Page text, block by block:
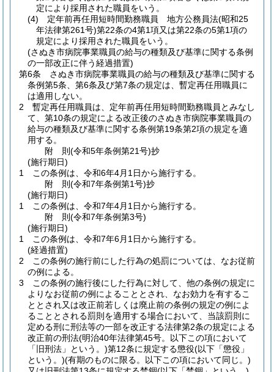
定により採用された職員をいう。
(4)
定年前再任用短時間勤務職員 地方公務員法(昭和25
年法律第261号)第22条の4第1項又は第22条の5第1項の
規定により採用された職員をいう。
(さぬき市病院事業職員の給与の種類及び基準に関する条例
の一部改正に伴う経過措置)
第6条
さぬき市病院事業職員の給与の種類及び基準に関する
条例第5条、第6条及び第7条の規定は、暫定再任用職員に
は適用しない。
2
暫定再任用職員は、定年前再任用短時間勤務職員とみなし
て、第10条の規定による改正後のさぬき市病院事業職員の
給与の種類及び基準に関する条例第19条第2項の規定を適
用する。
附 則(令和5年条例第21号)抄
(施行期日)
1
この条例は、令和6年4月1日から施行する。
附 則(令和7年条例第1号)抄
(施行期日)
1
この条例は、令和7年4月1日から施行する。
附 則(令和7年条例第3号)
(施行期日)
1
この条例は、令和7年6月1日から施行する。
(経過措置)
2
この条例の施行前にした行為の処罰については、なお従前
の例による。
3
この条例の施行後にした行為に対して、他の条例の規定に
よりなお従前の例によることとされ、なお効力を有するこ
ととされ又は改正前若しくは廃止前の条例の規定の例によ
ることとされる罰則を適用する場合において、当該罰則に
定める刑に刑法等の一部を改正する法律第2条の規定による
改正前の刑法(明治40年法律第45号。以下この項において
「旧刑法」という。)第12条に規定する懲役(以下「懲役」
という。)(有期のものに限る。以下この項において同じ。)